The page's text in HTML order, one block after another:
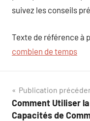
suivez les conseils
Texte de référence à
combien de temps
Navigation
de
Publication
Comment Utiliser
Capacités de